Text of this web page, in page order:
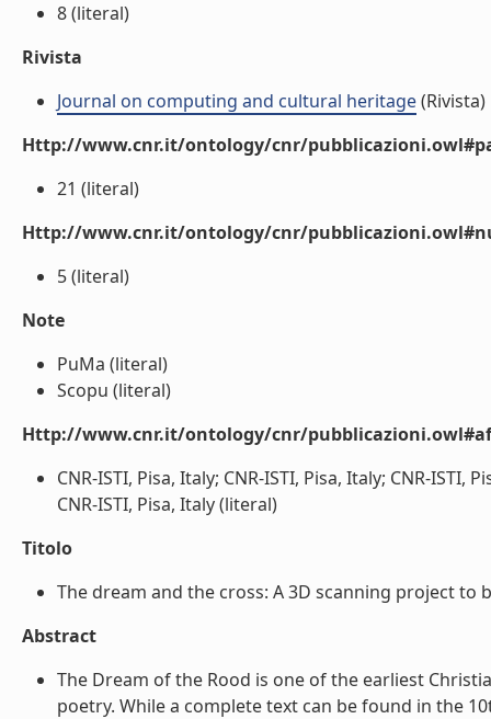
8 (literal)
Rivista
Journal on computing and cultural heritage(Rivista)
Http://www.cnr.it/ontology/cnr/
21 (literal)
Http://www.cnr.it/ontology/cnr/
5 (literal)
Note
PuMa (literal)
Scopu (literal)
Http://www.cnr.it/ontology/cnr/
CNR-ISTI, Pisa, Italy; CNR-ISTI, Pisa, Italy; CNR-
CNR-ISTI, Pisa, Italy (literal)
Titolo
The dream and the cross: A 3D scanning project
Abstract
The Dream of the Rood is one of the earliest
poetry. While a complete text can be found in the